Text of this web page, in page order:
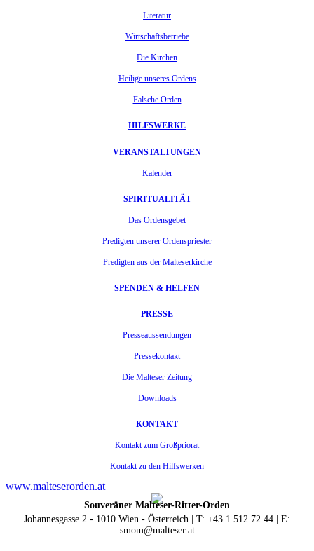
Literatur
Wirtschaftsbetriebe
Die Kirchen
Heilige unseres Ordens
Falsche Orden
HILFSWERKE
VERANSTALTUNGEN
Kalender
SPIRITUALITÄT
Das Ordensgebet
Predigten unserer Ordenspriester
Predigten aus der Malteserkirche
SPENDEN & HELFEN
PRESSE
Presseaussendungen
Pressekontakt
Die Malteser Zeitung
Downloads
KONTAKT
Kontakt zum Großpriorat
Kontakt zu den Hilfswerken
www.malteserorden.at
Souveräner Malteser-Ritter-Orden
Johannesgasse 2 - 1010 Wien - Österreich | T: +43 1 512 72 44 | E:
smom@malteser.at